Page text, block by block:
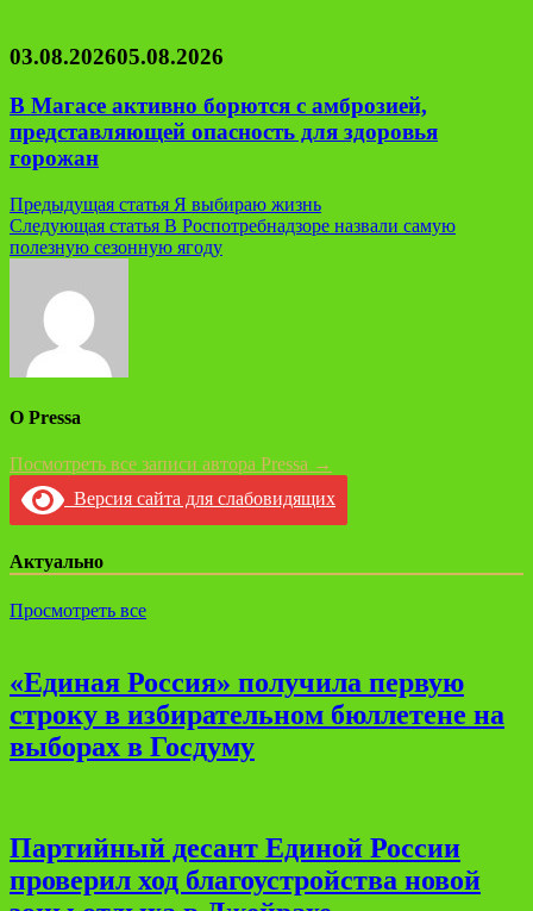
03.08.202605.08.2026
В Магасе активно борются с амброзией,
представляющей опасность для здоровья
горожан
Навигация
по
Предыдущая статья Я выбираю жизнь
Следующая статья В Роспотребнадзоре назвали самую
полезную сезонную ягоду
О Pressa
Посмотреть все записи автора Pressa →
Версия сайта для слабовидящих
Актуально
Просмотреть все
«Единая Россия» получила первую
строку в избирательном бюллетене на
выборах в Госдуму
Партийный десант Единой России
проверил ход благоустройства новой